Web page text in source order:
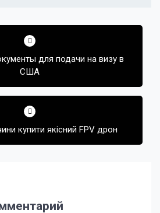
для подачи на визу в
США
купити якісний FPV дрон